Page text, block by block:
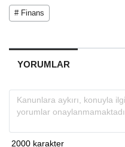
# Finans
YORUMLAR